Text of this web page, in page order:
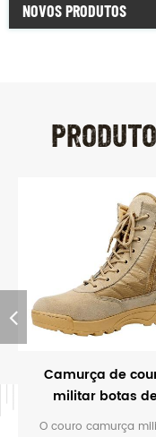
NOVOS PRODUTOS
Camurça de
militar botas
O couro camurça